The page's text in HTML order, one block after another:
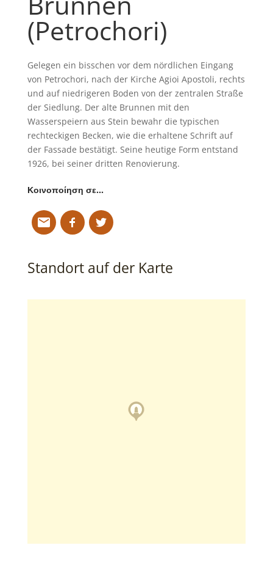
(Petrochori)
Gelegen ein bisschen vor dem nördlichen Eingang
von Petrochori, nach der Kirche Agioi Apostoli, rechts
und auf niedrigeren Boden von der zentralen Straße
der Siedlung. Der alte Brunnen mit den
Wasserspeiern aus Stein bewahr die typischen
rechteckigen Becken, wie die erhaltene Schrift auf
der Fassade bestätigt. Seine heutige Form entstand
1926, bei seiner dritten Renovierung.
Κοινοποίηση σε…
Standort auf der Karte